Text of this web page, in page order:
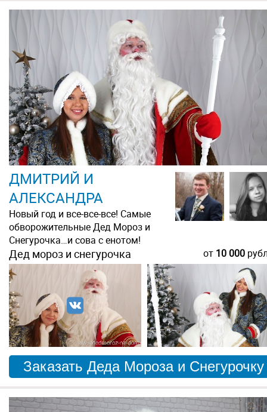
ДМИТРИЙ И
АЛЕКСАНДРА
Новый год и все-все-все! Самые
обворожительные Дед Мороз и
Снегурочка…и сова с енотом!
Дед мороз и снегурочка от 10 000
Заказать Деда Мороза и Снегурочку